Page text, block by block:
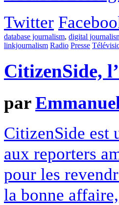
Twitter
database journalism, digital
linkjournalism Radio Presse
CitizenSide,
par
CitizenSide est
aux reporters
pour les
la bonne